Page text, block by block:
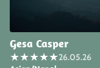
Gesa Casper
★★★★★26.05.26